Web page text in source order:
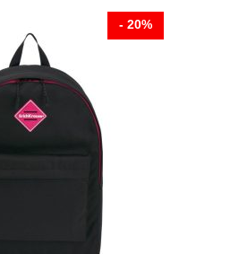
- 20%